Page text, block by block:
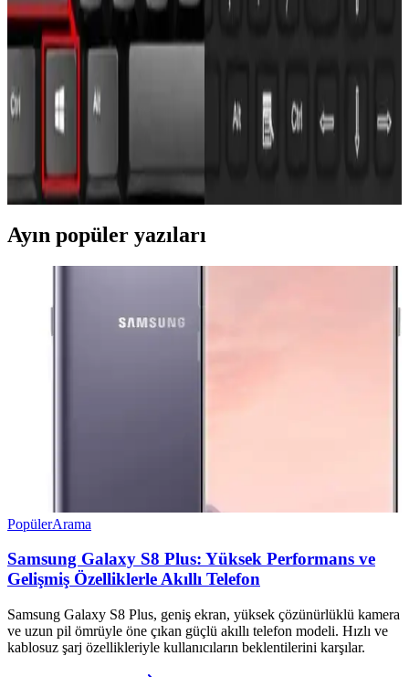
iPhone'da kaydırmalı ekran görüntüsü almak için mevcut yöntemler
ve ipuçları. Güncel iOS sürümleri ve üçüncü taraf uygulamalarla
uzun sayfaları yakalama imkanları hakkında bilgi sağlar.
Ekran Görüntüsü Nasıl Alınır Güncel Yöntemler ve
İpuçları
Farklı cihazlarda ekran görüntüsü alma yöntemleri, tuş
kombinasyonları ve ipuçlarıyla ilgili güncel bilgiler. Mobil ve
bilgisayar kullanıcıları için pratik çözümler sunar.
Ayın popüler yazıları
PopülerArama
Samsung Galaxy S8 Plus: Yüksek Performans ve
Gelişmiş Özelliklerle Akıllı Telefon
Samsung Galaxy S8 Plus, geniş ekran, yüksek çözünürlüklü kamera
ve uzun pil ömrüyle öne çıkan güçlü akıllı telefon modeli. Hızlı ve
kablosuz şarj özellikleriyle kullanıcıların beklentilerini karşılar.